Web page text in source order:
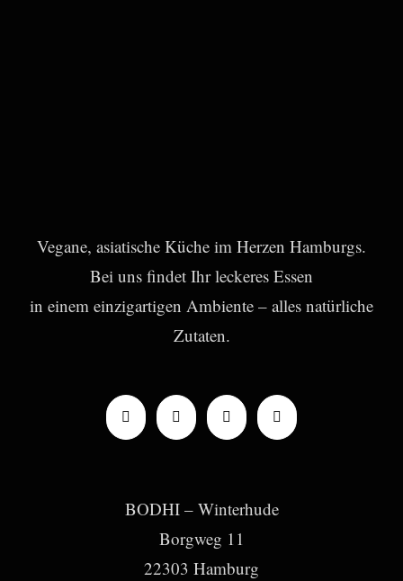
Vegane, asiatische Küche im Herzen Hamburgs.
Bei uns findet Ihr leckeres Essen
in einem einzigartigen Ambiente – alles natürliche
Zutaten.
BODHI – Winterhude
Borgweg 11
22303 Hamburg